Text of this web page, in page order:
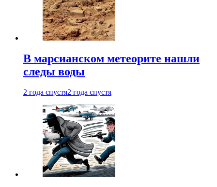
В марсианском метеорите нашли
следы воды
2 года спустя2 года спустя